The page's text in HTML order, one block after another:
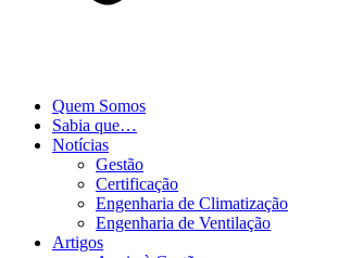
Quem Somos
Sabia que…
Notícias
Gestão
Certificação
Engenharia de Climatização
Engenharia de Ventilação
Artigos